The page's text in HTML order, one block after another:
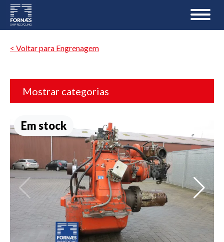
< Voltar para Engrenagem
Mostrar categorias
Em stock